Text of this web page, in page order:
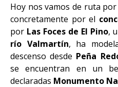
Hoy nos vamos de ruta
concretamente por el
por Las Foces de El Pino,
río Valmartín, ha
descenso desde Peña
se encuentran en un
declaradas Monumento